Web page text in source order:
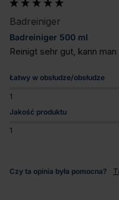
Badreiniger
Badreiniger 500 ml
Reinigt sehr gut, kann
Łatwy w obsłudze/obsłudze
1
Jakość produktu
1
Czy ta opinia była pomocna?